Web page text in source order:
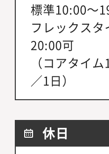
標準10:00～
フレックス
20:00可
（コアタイ
／1日）
休日